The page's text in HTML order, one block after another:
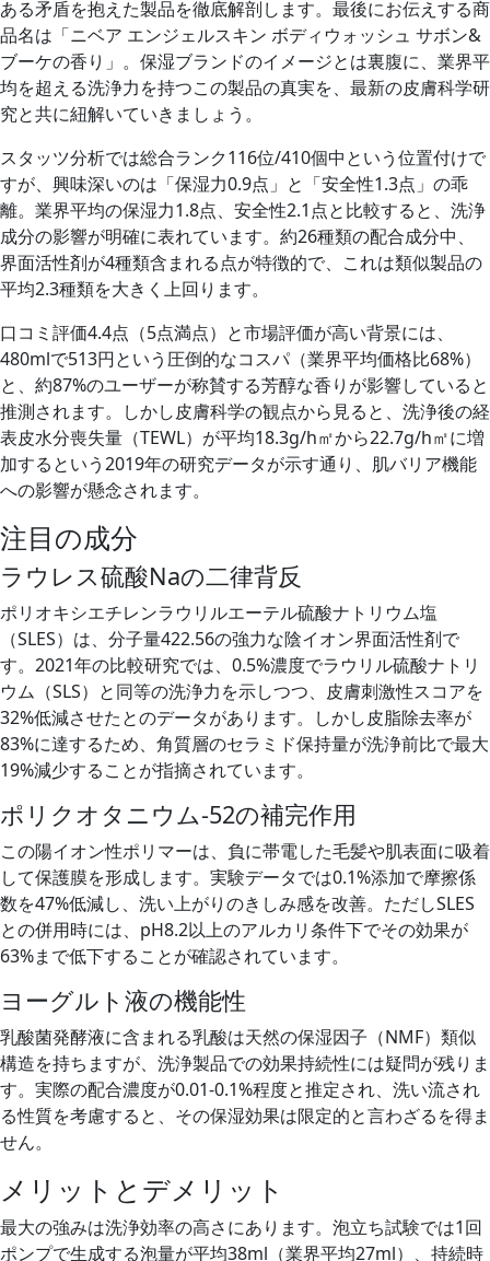
ある矛盾を抱えた製品を徹底解剖します。最後にお伝えする商
品名は「ニベア エンジェルスキン ボディウォッシュ サボン&
ブーケの香り」。保湿ブランドのイメージとは裏腹に、業界平
均を超える洗浄力を持つこの製品の真実を、最新の皮膚科学研
究と共に紐解いていきましょう。
スタッツ分析では総合ランク116位/410個中という位置付けで
すが、興味深いのは「保湿力0.9点」と「安全性1.3点」の乖
離。業界平均の保湿力1.8点、安全性2.1点と比較すると、洗浄
成分の影響が明確に表れています。約26種類の配合成分中、
界面活性剤が4種類含まれる点が特徴的で、これは類似製品の
平均2.3種類を大きく上回ります。
口コミ評価4.4点（5点満点）と市場評価が高い背景には、
480mlで513円という圧倒的なコスパ（業界平均価格比68%）
と、約87%のユーザーが称賛する芳醇な香りが影響していると
推測されます。しかし皮膚科学の観点から見ると、洗浄後の経
表皮水分喪失量（TEWL）が平均18.3g/h㎡から22.7g/h㎡に増
加するという2019年の研究データが示す通り、肌バリア機能
への影響が懸念されます。
注目の成分
ラウレス硫酸Naの二律背反
ポリオキシエチレンラウリルエーテル硫酸ナトリウム塩
（SLES）は、分子量422.56の強力な陰イオン界面活性剤で
す。2021年の比較研究では、0.5%濃度でラウリル硫酸ナトリ
ウム（SLS）と同等の洗浄力を示しつつ、皮膚刺激性スコアを
32%低減させたとのデータがあります。しかし皮脂除去率が
83%に達するため、角質層のセラミド保持量が洗浄前比で最大
19%減少することが指摘されています。
ポリクオタニウム-52の補完作用
この陽イオン性ポリマーは、負に帯電した毛髪や肌表面に吸着
して保護膜を形成します。実験データでは0.1%添加で摩擦係
数を47%低減し、洗い上がりのきしみ感を改善。ただしSLES
との併用時には、pH8.2以上のアルカリ条件下でその効果が
63%まで低下することが確認されています。
ヨーグルト液の機能性
乳酸菌発酵液に含まれる乳酸は天然の保湿因子（NMF）類似
構造を持ちますが、洗浄製品での効果持続性には疑問が残りま
す。実際の配合濃度が0.01-0.1%程度と推定され、洗い流され
る性質を考慮すると、その保湿効果は限定的と言わざるを得ま
せん。
メリットとデメリット
最大の強みは洗浄効率の高さにあります。泡立ち試験では1回
ポンプで生成する泡量が平均38ml（業界平均27ml）、持続時